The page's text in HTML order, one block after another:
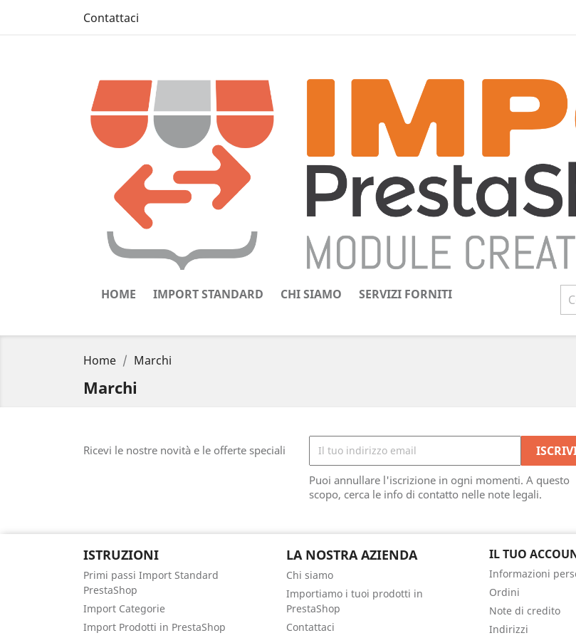
Contattaci
HOME IMPORT STANDARD CHI SIAMO SERVIZI FORNITI
Home Marchi
Marchi
Ricevi le nostre novità e le offerte speciali
Puoi annullare l'iscrizione in ogni momenti. A questo
scopo, cerca le info di contatto nelle note legali.
ISTRUZIONI
Primi passi Import Standard
PrestaShop
Import Categorie
Import Prodotti in PrestaShop
LA NOSTRA AZIENDA
Chi siamo
Importiamo i tuoi prodotti in
PrestaShop
Contattaci
IL TUO
Informazioni
Ordini
Note di credito
Indirizzi